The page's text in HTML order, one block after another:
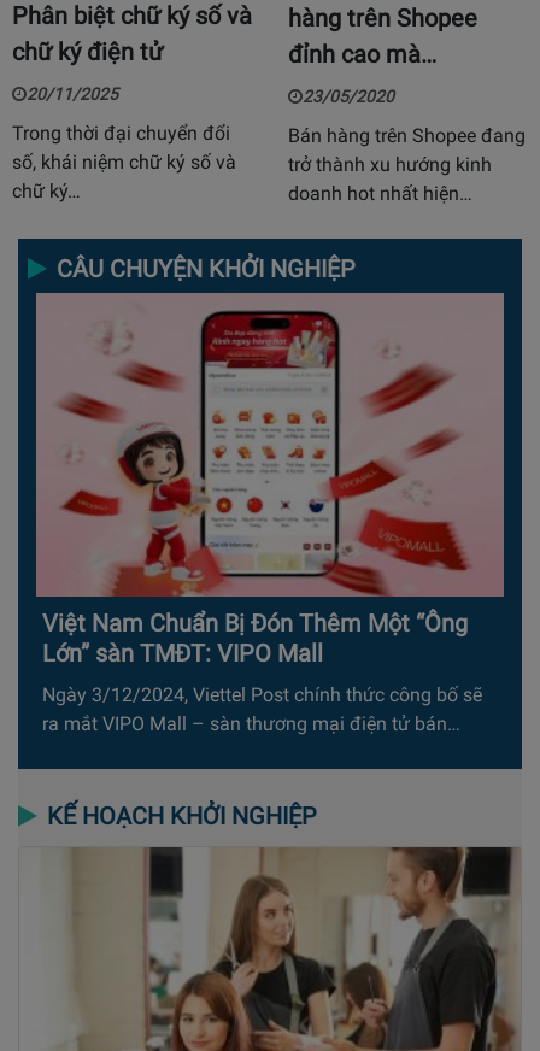
Phân biệt chữ ký số và
chữ ký điện tử
20/11/2025
Trong thời đại chuyển đổi
số, khái niệm chữ ký số và
chữ ký…
hàng trên Shopee
đỉnh cao mà…
23/05/2020
Bán hàng trên Shopee đang
trở thành xu hướng kinh
doanh hot nhất hiện…
CÂU CHUYỆN KHỞI NGHIỆP
Việt Nam Chuẩn Bị Đón Thêm Một “Ông
Lớn” sàn TMĐT: VIPO Mall
Ngày 3/12/2024, Viettel Post chính thức công bố sẽ
ra mắt VIPO Mall – sàn thương mại điện tử bán…
KẾ HOẠCH KHỞI NGHIỆP